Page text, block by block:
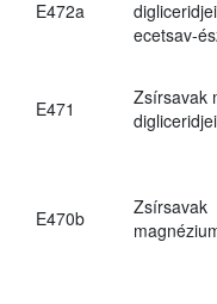
E472a
ecetsav-
E471
Zsírsavak
digliceridjei
E470b
Zsírsavak